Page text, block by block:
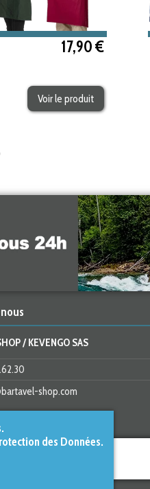
17,90 €
Voir le produit
/ KEVENGO SAS
shop.com
des Données.